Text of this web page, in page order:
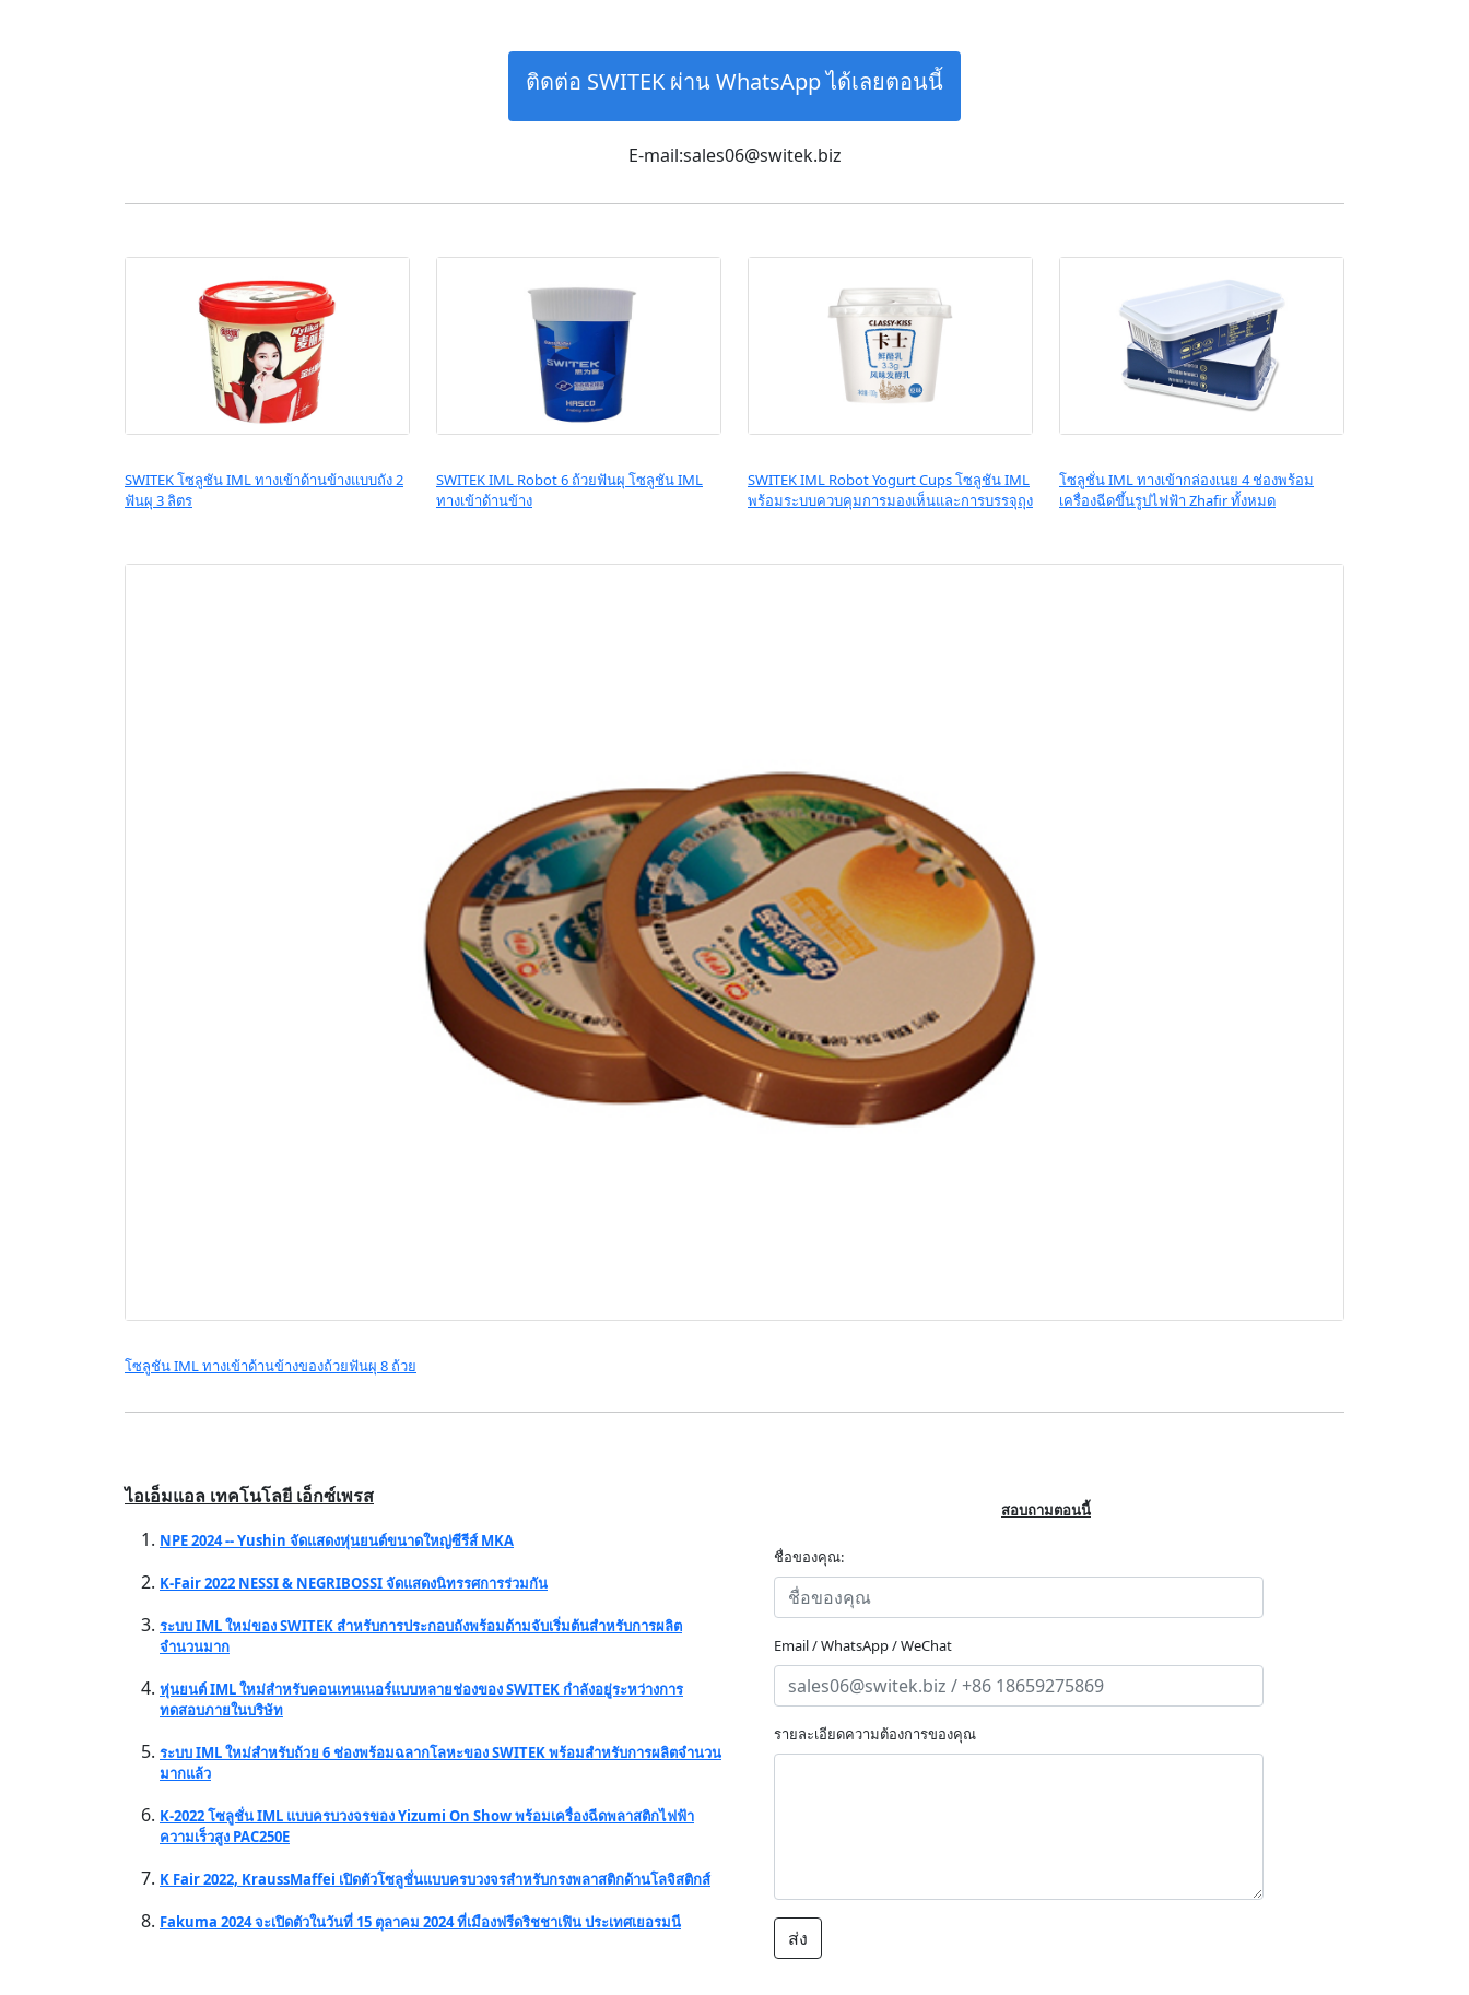
ติดต่อ SWITEK ผ่าน WhatsApp ได้เลยตอนนี้
E-mail:sales06@switek.biz
SWITEK โซลูชัน IML ทางเข้าด้านข้างแบบถัง 2
ฟันผุ 3 ลิตร
SWITEK IML Robot 6 ถ้วยฟันผุ โซลูชัน IML
ทางเข้าด้านข้าง
SWITEK IML Robot Yogurt Cups โซลูชัน IML
พร้อมระบบควบคุมการมองเห็นและการบรรจุถุง
โซลูชั่น IML ทางเข้ากล่องเนย 4 ช่องพร้อม
เครื่องฉีดขึ้นรูปไฟฟ้า Zhafir ทั้งหมด
โซลูชัน IML ทางเข้าด้านข้างของถ้วยฟันผุ 8 ถ้วย
ไอเอ็มแอล เทคโนโลยี เอ็กซ์เพรส
NPE 2024 -- Yushin จัดแสดงหุ่นยนต์ขนาดใหญ่ซีรีส์ MKA
K-Fair 2022 NESSI & NEGRIBOSSI จัดแสดงนิทรรศการร่วมกัน
ระบบ IML ใหม่ของ SWITEK สำหรับการประกอบถังพร้อมด้ามจับเริ่มต้นสำหรับการผลิต
จำนวนมาก
หุ่นยนต์ IML ใหม่สำหรับคอนเทนเนอร์แบบหลายช่องของ SWITEK กำลังอยู่ระหว่างการ
ทดสอบภายในบริษัท
ระบบ IML ใหม่สำหรับถ้วย 6 ช่องพร้อมฉลากโลหะของ SWITEK พร้อมสำหรับการผลิตจำนวน
มากแล้ว
K-2022 โซลูชั่น IML แบบครบวงจรของ Yizumi On Show พร้อมเครื่องฉีดพลาสติกไฟฟ้า
ความเร็วสูง PAC250E
K Fair 2022, KraussMaffei เปิดตัวโซลูชั่นแบบครบวงจรสำหรับกรงพลาสติกด้านโลจิสติกส์
Fakuma 2024 จะเปิดตัวในวันที่ 15 ตุลาคม 2024 ที่เมืองฟรีดริชชาเฟิน ประเทศเยอรมนี
สอบถามตอนนี้
ชื่อของคุณ:
Email / WhatsApp / WeChat
รายละเอียดความต้องการของคุณ
ส่ง